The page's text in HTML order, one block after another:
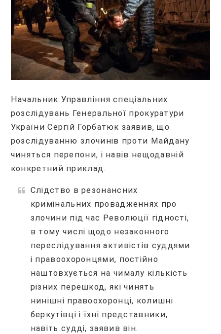
Начальник Управління спеціальних
розслідувань Генеральної прокуратури
України Сергій Горбатюк заявив, що
розслідуванню злочинів проти Майдану
чиняться перепони, і навів нещодавній
конкретний приклад.
Слідство в резонансних
кримінальних провадженнях про
злочини під час Революції гідності,
в тому числі щодо незаконного
переслідування активістів суддями
і правоохоронцями, постійно
наштовхується на чималу кількість
різних перешкод, які чинять
нинішні правоохоронці, колишні
беркутівці і їхні представники,
навіть судді, заявив він.